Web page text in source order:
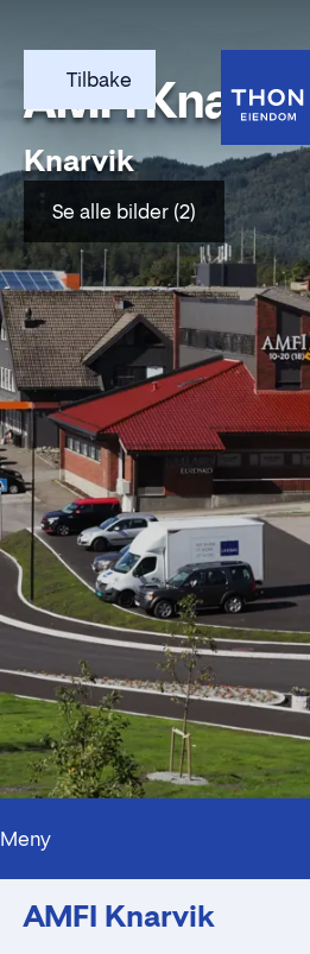
Tilbake
AMFI Knarvik
Knarvik
Se alle bilder (2)
Meny
Alt du trenger
AMFI Knarvik